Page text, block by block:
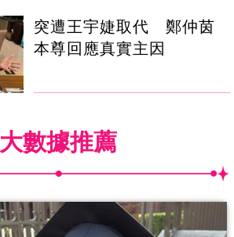
突遭王宇婕取代 鄭仲茵
本尊回應真實主因
大數據推薦